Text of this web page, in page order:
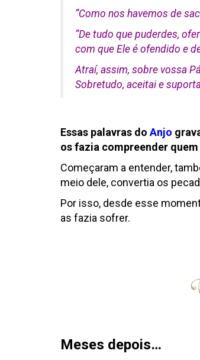
“Como nos havemos de
“De tudo que puderdes,
com que Ele é ofendido e
Atraí, assim, sobre vossa
Sobretudo, aceitai e
Essas palavras do Anjo
os fazia compreender quem
Começaram a entender,
meio dele, convertia os
Por isso, desde esse
as fazia sofrer.
Meses depois…